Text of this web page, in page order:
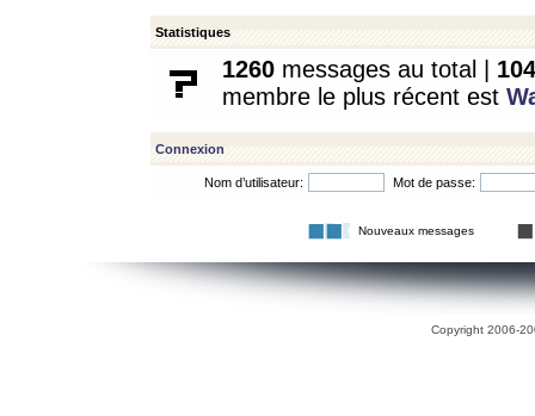
Statistiques
1260 messages au total | 104
membre le plus récent est
Connexion
Nom d’utilisateur: Mot de passe:
Nouveaux messages
Copyright 2006-